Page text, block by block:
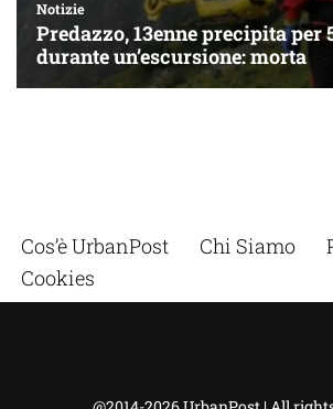
Cos’è UrbanPost Chi Siamo
Cookies